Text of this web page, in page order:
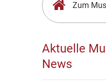
Zum
Aktuelle
News